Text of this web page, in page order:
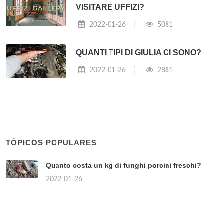
VISITARE UFFIZI?
2022-01-26 5081
QUANTI TIPI DI GIULIA CI SONO?
2022-01-26 2881
TÓPICOS POPULARES
Quanto costa un kg di funghi porcini freschi?
2022-01-26